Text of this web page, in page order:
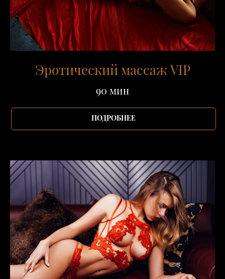
Эротический массаж VIP
90 мин
ПОДРОБНЕЕ